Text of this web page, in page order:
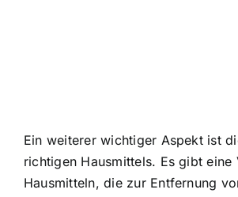
Ein weiterer wichtiger Aspekt ist
richtigen Hausmittels. Es gibt eine
Hausmitteln, die zur Entfernung